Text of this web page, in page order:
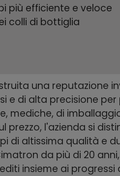
più efficiente e veloce
colli di bottiglia
una reputazione
e di alta precisione
mediche, di
prezzo, l'azienda si
di altissima qualità e
da più di 20
insieme ai progressi